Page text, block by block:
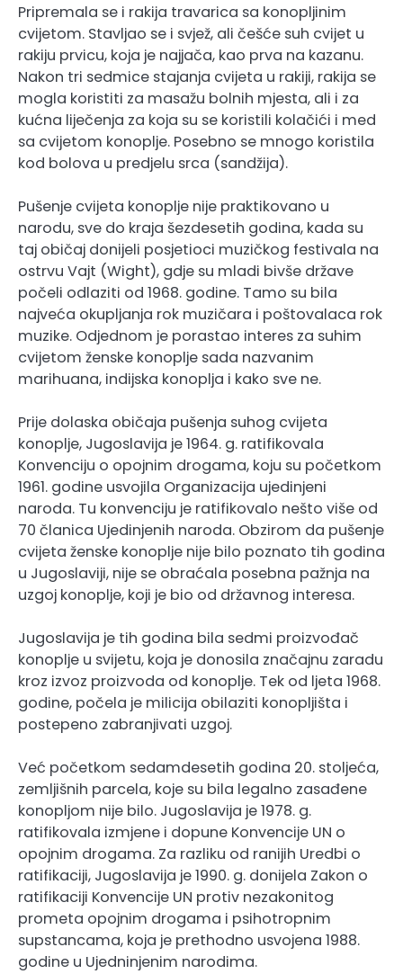
Pripremala se i rakija travarica sa konopljinim
cvijetom. Stavljao se i svjež, ali češće suh cvijet u
rakiju prvicu, koja je najjača, kao prva na kazanu.
Nakon tri sedmice stajanja cvijeta u rakiji, rakija se
mogla koristiti za masažu bolnih mjesta, ali i za
kućna liječenja za koja su se koristili kolačići i med
sa cvijetom konoplje. Posebno se mnogo koristila
kod bolova u predjelu srca (sandžija).
Pušenje cvijeta konoplje nije praktikovano u
narodu, sve do kraja šezdesetih godina, kada su
taj običaj donijeli posjetioci muzičkog festivala na
ostrvu Vajt (Wight), gdje su mladi bivše države
počeli odlaziti od 1968. godine. Tamo su bila
najveća okupljanja rok muzičara i poštovalaca rok
muzike. Odjednom je porastao interes za suhim
cvijetom ženske konoplje sada nazvanim
marihuana, indijska konoplja i kako sve ne.
Prije dolaska običaja pušenja suhog cvijeta
konoplje, Jugoslavija je 1964. g. ratifikovala
Konvenciju o opojnim drogama, koju su početkom
1961. godine usvojila Organizacija ujedinjeni
naroda. Tu konvenciju je ratifikovalo nešto više od
70 članica Ujedinjenih naroda. Obzirom da pušenje
cvijeta ženske konoplje nije bilo poznato tih godina
u Jugoslaviji, nije se obraćala posebna pažnja na
uzgoj konoplje, koji je bio od državnog interesa.
Jugoslavija je tih godina bila sedmi proizvođač
konoplje u svijetu, koja je donosila značajnu zaradu
kroz izvoz proizvoda od konoplje. Tek od ljeta 1968.
godine, počela je milicija obilaziti konopljišta i
postepeno zabranjivati uzgoj.
Već početkom sedamdesetih godina 20. stoljeća,
zemljišnih parcela, koje su bila legalno zasađene
konopljom nije bilo. Jugoslavija je 1978. g.
ratifikovala izmjene i dopune Konvencije UN o
opojnim drogama. Za razliku od ranijih Uredbi o
ratifikaciji, Jugoslavija je 1990. g. donijela Zakon o
ratifikaciji Konvencije UN protiv nezakonitog
prometa opojnim drogama i psihotropnim
supstancama, koja je prethodno usvojena 1988.
godine u Ujedninjenim narodima.